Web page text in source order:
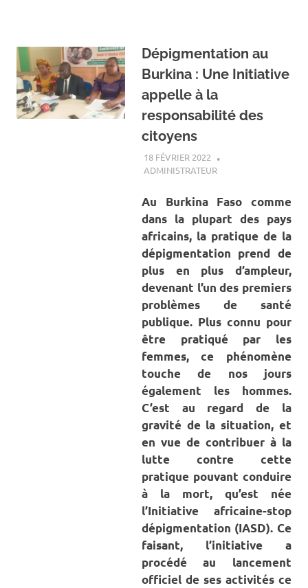
Dépigmentation au
Burkina : Une Initiative
appelle à la
responsabilité des
citoyens
18 FÉVRIER 2022
ADMINISTRATEURA LA UNE
Au Burkina Faso comme
dans la plupart des pays
africains, la pratique de la
dépigmentation prend de
plus en plus d’ampleur,
devenant l’un des premiers
problèmes de santé
publique. Plus connu pour
être pratiqué par les
femmes, ce phénomène
touche de nos jours
également les hommes.
C’est au regard de la
gravité de la situation, et
en vue de contribuer à la
lutte contre cette
pratique pouvant conduire
à la mort, qu’est née
l’Initiative africaine-stop
dépigmentation (IASD). Ce
faisant, l’initiative a
procédé au lancement
officiel de ses activités ce